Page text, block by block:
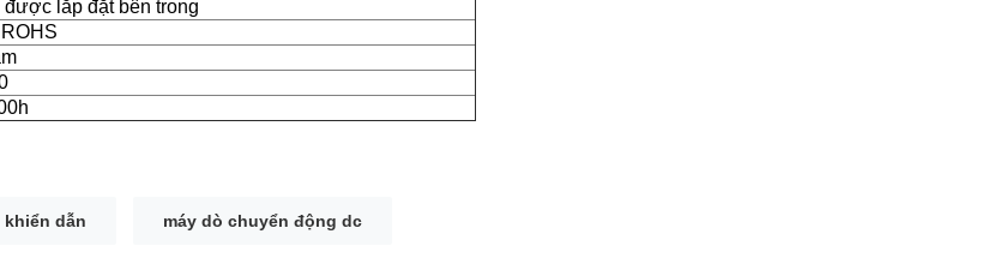
lắp đặt bên trong
dẫn máy dò chuyển động dc